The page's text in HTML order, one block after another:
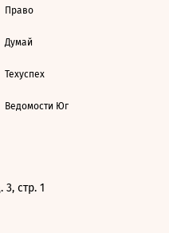
Право
Думай
Техуспех
Ведомости Юг
3, стр. 1